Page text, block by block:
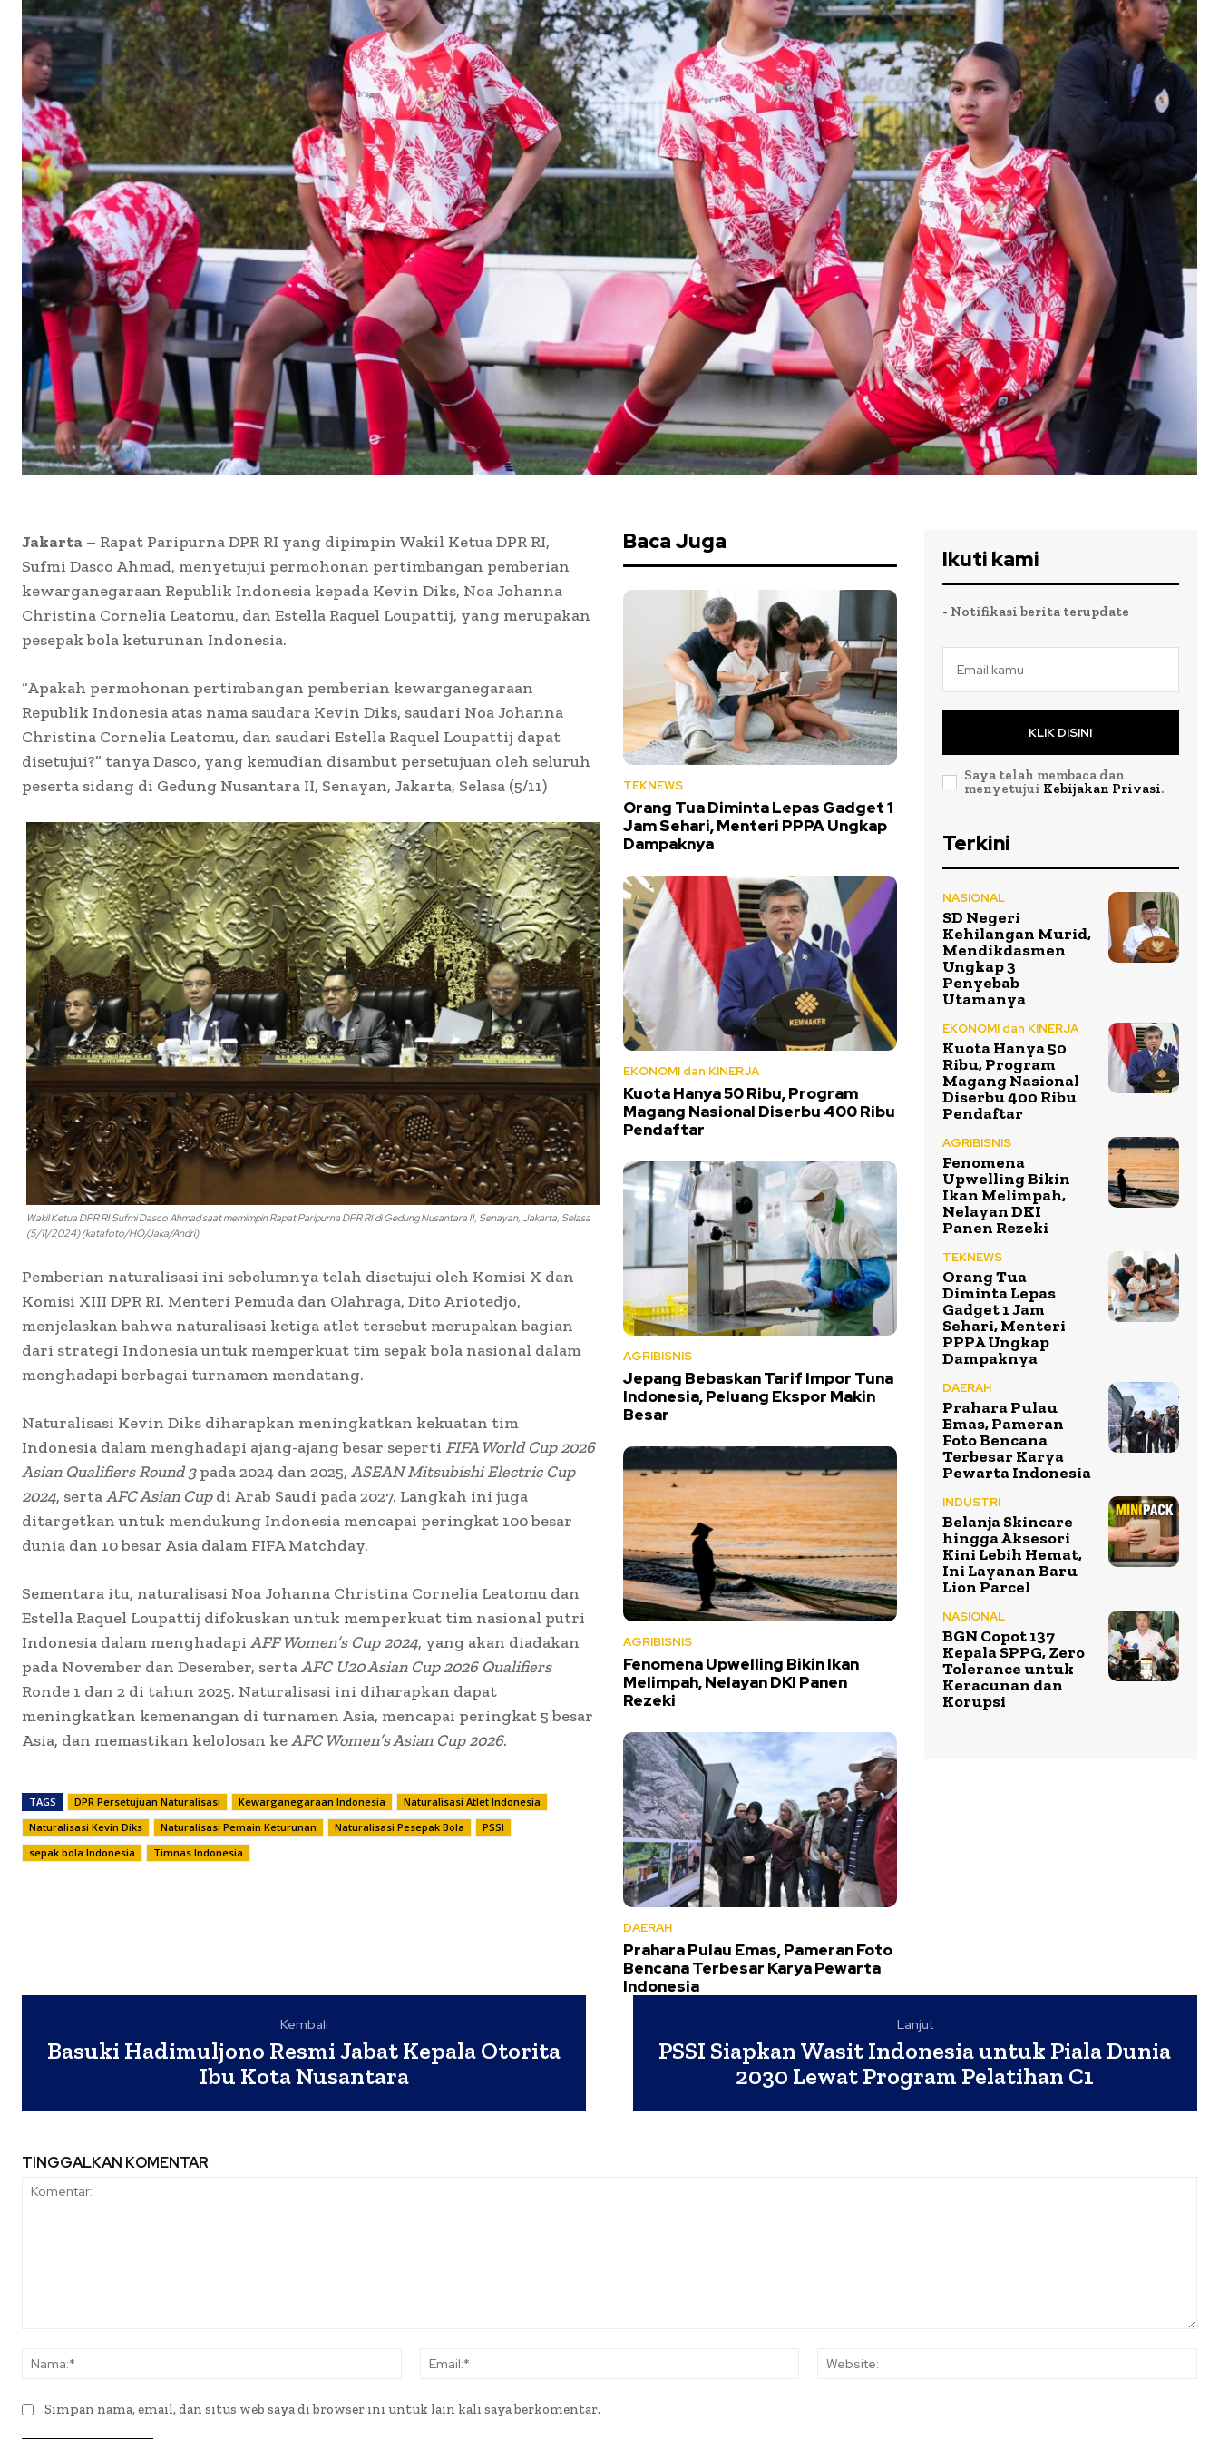
Jakarta – Rapat Paripurna DPR RI yang dipimpin Wakil Ketua DPR RI,
Sufmi Dasco Ahmad, menyetujui permohonan pertimbangan pemberian
kewarganegaraan Republik Indonesia kepada Kevin Diks, Noa Johanna
Christina Cornelia Leatomu, dan Estella Raquel Loupattij, yang merupakan
pesepak bola keturunan Indonesia.
“Apakah permohonan pertimbangan pemberian kewarganegaraan
Republik Indonesia atas nama saudara Kevin Diks, saudari Noa Johanna
Christina Cornelia Leatomu, dan saudari Estella Raquel Loupattij dapat
disetujui?” tanya Dasco, yang kemudian disambut persetujuan oleh seluruh
peserta sidang di Gedung Nusantara II, Senayan, Jakarta, Selasa (5/11)
Wakil Ketua DPR RI Sufmi Dasco Ahmad saat memimpin Rapat Paripurna DPR RI di Gedung Nusantara II, Senayan, Jakarta, Selasa
(5/11/2024) (katafoto/HO/Jaka/Andri)
Pemberian naturalisasi ini sebelumnya telah disetujui oleh Komisi X dan
Komisi XIII DPR RI. Menteri Pemuda dan Olahraga, Dito Ariotedjo,
menjelaskan bahwa naturalisasi ketiga atlet tersebut merupakan bagian
dari strategi Indonesia untuk memperkuat tim sepak bola nasional dalam
menghadapi berbagai turnamen mendatang.
Naturalisasi Kevin Diks diharapkan meningkatkan kekuatan tim
Indonesia dalam menghadapi ajang-ajang besar seperti FIFA World Cup 2026
Asian Qualifiers Round 3pada 2024 dan 2025, ASEAN Mitsubishi Electric Cup
2024, sertaAFC Asian Cupdi Arab Saudi pada 2027. Langkah ini juga
ditargetkan untuk mendukung Indonesia mencapai peringkat 100 besar
dunia dan 10 besar Asia dalam FIFA Matchday.
Sementara itu, naturalisasi Noa Johanna Christina Cornelia Leatomu dan
Estella Raquel Loupattij difokuskan untuk memperkuat tim nasional putri
Indonesia dalam menghadapi AFF Women’s Cup 2024, yang akan diadakan
pada November dan Desember, sertaAFC U20 Asian Cup 2026 Qualifiers
Ronde 1 dan 2 di tahun 2025. Naturalisasi ini diharapkan dapat
meningkatkan kemenangan di turnamen Asia, mencapai peringkat 5 besar
Asia, dan memastikan kelolosan keAFC Women’s Asian Cup 2026.
TAGS DPR Persetujuan Naturalisasi Kewarganegaraan Indonesia
Naturalisasi Atlet Indonesia
Naturalisasi Kevin Diks
Naturalisasi Pemain Keturunan Naturalisasi Pesepak Bola
PSSI
sepak bola Indonesia
Timnas Indonesia
Baca Juga
TEKNEWS
Orang Tua Diminta Lepas Gadget 1
Jam Sehari, Menteri PPPA Ungkap
Dampaknya
EKONOMI dan KINERJA
Kuota Hanya 50 Ribu, Program
Magang Nasional Diserbu 400 Ribu
Pendaftar
AGRIBISNIS
Jepang Bebaskan Tarif Impor Tuna
Indonesia, Peluang Ekspor Makin
Besar
AGRIBISNIS
Fenomena Upwelling Bikin Ikan
Melimpah, Nelayan DKI Panen
Rezeki
DAERAH
Prahara Pulau Emas, Pameran Foto
Bencana Terbesar Karya Pewarta
Indonesia
Ikuti kami
- Notifikasi berita terupdate
KLIK DISINI
Saya telah membaca dan
menyetujui Kebijakan Privasi.
Terkini
NASIONAL
SD Negeri
Kehilangan Murid,
Mendikdasmen
Ungkap 3
Penyebab
Utamanya
EKONOMI dan KINERJA
Kuota Hanya 50
Ribu, Program
Magang Nasional
Diserbu 400 Ribu
Pendaftar
AGRIBISNIS
Fenomena
Upwelling Bikin
Ikan Melimpah,
Nelayan DKI
Panen Rezeki
TEKNEWS
Orang Tua
Diminta Lepas
Gadget 1 Jam
Sehari, Menteri
PPPA Ungkap
Dampaknya
DAERAH
Prahara Pulau
Emas, Pameran
Foto Bencana
Terbesar Karya
Pewarta Indonesia
INDUSTRI
Belanja Skincare
hingga Aksesori
Kini Lebih Hemat,
Ini Layanan Baru
Lion Parcel
NASIONAL
BGN Copot 137
Kepala SPPG, Zero
Tolerance untuk
Keracunan dan
Korupsi
Kembali
Basuki Hadimuljono Resmi Jabat Kepala Otorita
Ibu Kota Nusantara
Lanjut
PSSI Siapkan Wasit Indonesia untuk Piala Dunia
2030 Lewat Program Pelatihan C1
TINGGALKAN KOMENTAR
Nama:*
Email:*
Simpan nama, email, dan situs web saya di browser ini untuk lain kali saya berkomentar.